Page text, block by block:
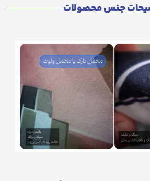
جنس محصولات